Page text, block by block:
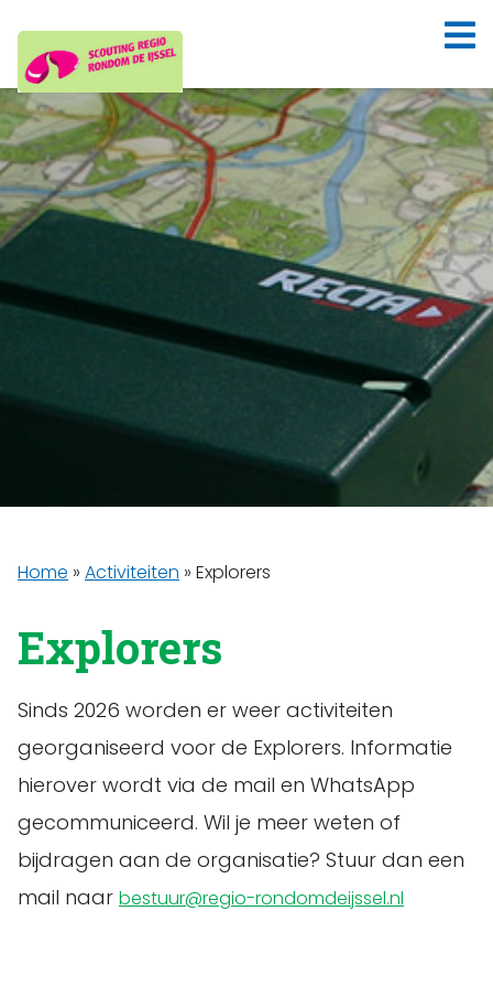
Home » Activiteiten » Explorers
Explorers
Sinds 2026 worden er weer activiteiten
georganiseerd voor de Explorers. Informatie
hierover wordt via de mail en WhatsApp
gecommuniceerd. Wil je meer weten of
bijdragen aan de organisatie? Stuur dan een
mail naar bestuur@regio-rondomdeijssel.nl